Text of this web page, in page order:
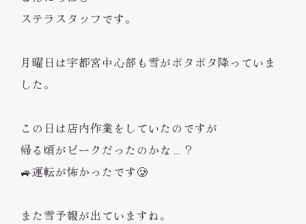
ステラスタッフです。
月曜日は宇都宮中心部も雪がボタボタ降っていま
した。
この日は店内作業をしていたのですが
帰る頃がピークだったのかな…？
🚙運転が怖かったです🥲
また雪予報が出ていますね。